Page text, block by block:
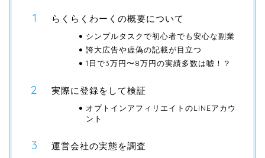
らくらくわーくの概要について
シンプルタスクで初心者でも安心な副業
誇大広告や虚偽の記載が目立つ
1日で3万円〜8万円の実績多数は嘘！？
実際に登録をして検証
オプトインアフィリエイトのLINEアカウ
ント
運営会社の実態を調査